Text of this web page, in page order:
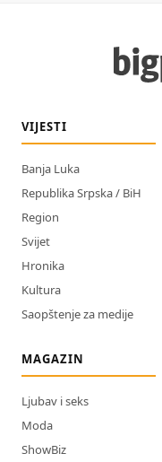
VIJESTI
Banja Luka
Republika Srpska / BiH
Region
Svijet
Hronika
Kultura
Saopštenje za medije
MAGAZIN
Ljubav i seks
Moda
ShowBiz